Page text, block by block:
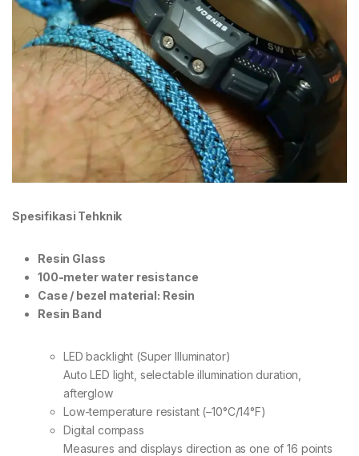
Spesifikasi Tehknik
Resin Glass
100-meter water resistance
Case / bezel material: Resin
Resin Band
LED backlight (Super Illuminator)
Auto LED light, selectable illumination duration,
afterglow
Low-temperature resistant (–10°C/14°F)
Digital compass
Measures and displays direction as one of 16 points